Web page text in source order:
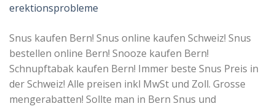
Snus kaufen Bern! Snus online kaufen Schweiz! Snus
bestellen online Bern! Snooze kaufen Bern!
Schnupftabak kaufen Bern! Immer beste Snus Preis in
der Schweiz! Alle preisen inkl MwSt und Zoll. Grosse
mengerabatten! Sollte man in Bern Snus und